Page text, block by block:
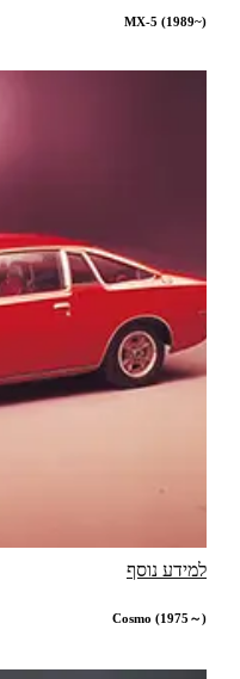
MX-5 (1989~)
למידע נוסף
Cosmo (1975～)